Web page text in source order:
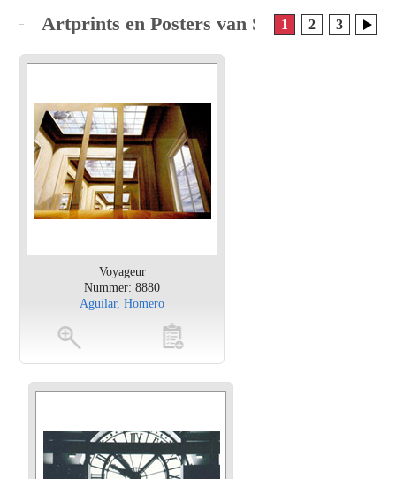
Artprints en Posters van Surrealisten
1 2 3
Voyageur
Nummer: 8880
Aguilar, Homero
toevoegen